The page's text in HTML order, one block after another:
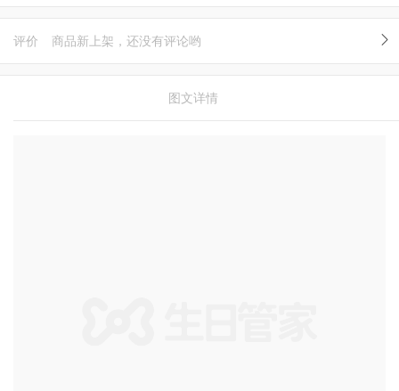
评价 商品新上架，还没有评论哟
图文详情